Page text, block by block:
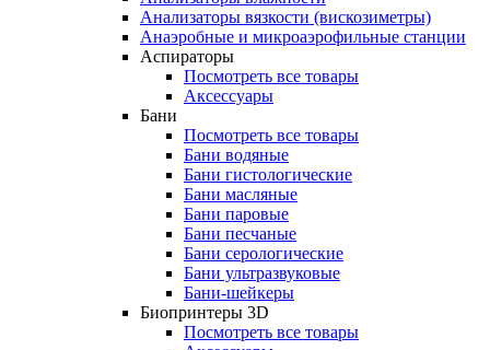
Анализаторы вязкости (вискозиметры)
Анаэробные и микроаэрофильные станции
Аспираторы
Посмотреть все товары
Аксессуары
Бани
Посмотреть все товары
Бани водяные
Бани гистологические
Бани масляные
Бани паровые
Бани песчаные
Бани серологические
Бани ультразвуковые
Бани-шейкеры
Биопринтеры 3D
Посмотреть все товары